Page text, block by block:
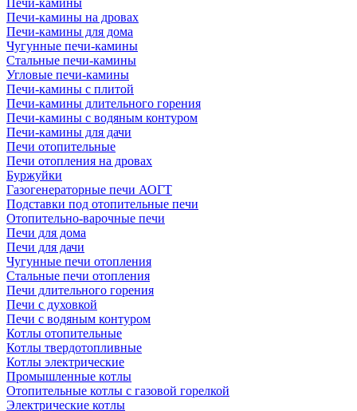
Печи-камины
Печи-камины на дровах
Печи-камины для дома
Чугунные печи-камины
Стальные печи-камины
Угловые печи-камины
Печи-камины с плитой
Печи-камины длительного горения
Печи-камины с водяным контуром
Печи-камины для дачи
Печи отопительные
Печи отопления на дровах
Буржуйки
Газогенераторные печи АОГТ
Подставки под отопительные печи
Отопительно-варочные печи
Печи для дома
Печи для дачи
Чугунные печи отопления
Стальные печи отопления
Печи длительного горения
Печи с духовкой
Печи с водяным контуром
Котлы отопительные
Котлы твердотопливные
Котлы электрические
Промышленные котлы
Отопительные котлы с газовой горелкой
Электрические котлы